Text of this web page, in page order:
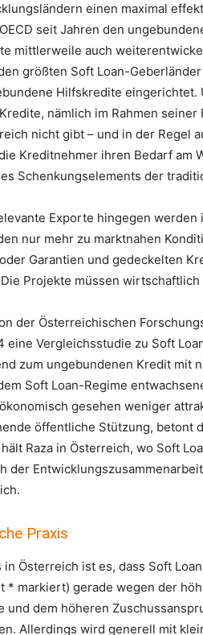
einen maximal
seit Jahren den
mittlerweile auch
größten Soft Loan-
Hilfskredite
nämlich im Rahmen
nicht gibt – und in der Regel
Kreditnehmer ihren Bedarf am
Schenkungselements der
Exporte hingegen
nur mehr zu marktnahen
Garantien und gedeckelten
Projekte müssen
der Österreichischen
eine Vergleichsstudie zu Soft
zum ungebundenen Kredit mit
Soft Loan-Regime
gesehen weniger
öffentliche Stützung, betont
hält Raza in Österreich, wo Soft
der
Praxis
in Österreich ist es, dass Soft
* markiert) gerade wegen der
und dem höheren
Allerdings wird generell mit